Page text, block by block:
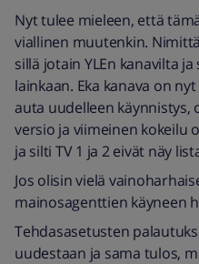
Nyt tulee mieleen, että
viallinen muutenkin.
sillä jotain YLEn kanavilta
lainkaan. Eka kanava on
auta uudelleen käynnistys,
versio ja viimeinen kokeilu
ja silti TV 1 ja 2 eivät näy
Jos olisin vielä
mainosagenttien käyneen
Tehdasasetusten
uudestaan ja sama tulos,